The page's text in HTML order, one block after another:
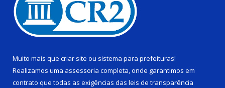
Muito mais que criar site ou sistema para prefeituras!
Realizamos uma assessoria completa, onde garantimos em
contrato que todas as exigências das leis de transparência